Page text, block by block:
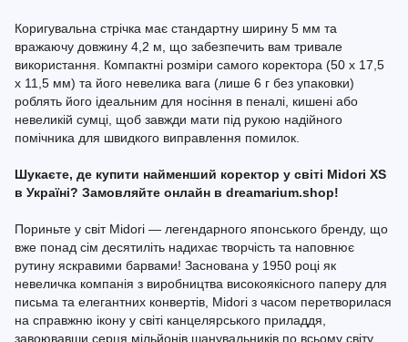
Коригувальна стрічка має стандартну ширину 5 мм та
вражаючу довжину 4,2 м, що забезпечить вам тривале
використання. Компактні розміри самого коректора (50 x 17,5
x 11,5 мм) та його невелика вага (лише 6 г без упаковки)
роблять його ідеальним для носіння в пеналі, кишені або
невеликій сумці, щоб завжди мати під рукою надійного
помічника для швидкого виправлення помилок.
Шукаєте, де купити найменший коректор у світі Midori XS
в Україні? Замовляйте онлайн в dreamarium.shop!
Пориньте у світ Midori — легендарного японського бренду, що
вже понад сім десятиліть надихає творчість та наповнює
рутину яскравими барвами! Заснована у 1950 році як
невеличка компанія з виробництва високоякісного паперу для
письма та елегантних конвертів, Midori з часом перетворилася
на справжню ікону у світі канцелярського приладдя,
завоювавши серця мільйонів шанувальників по всьому світу.